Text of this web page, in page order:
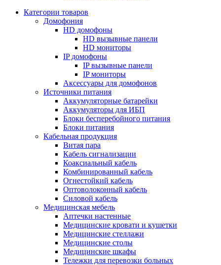
Категории товаров
Домофония
HD домофоны
HD вызывные панели
HD мониторы
IP домофоны
IP вызывные панели
IP мониторы
Аксессуары для домофонов
Источники питания
Аккумуляторные батарейки
Аккумуляторы для ИБП
Блоки бесперебойного питания
Блоки питания
Кабельная продукция
Витая пара
Кабель сигнализации
Коаксиальный кабель
Комбинированный кабель
Огнестойкий кабель
Оптоволоконный кабель
Силовой кабель
Медицинская мебель
Аптечки настенные
Медицинские кровати и кушетки
Медицинские стеллажи
Медицинские столы
Медицинские шкафы
Тележки для перевозки больных